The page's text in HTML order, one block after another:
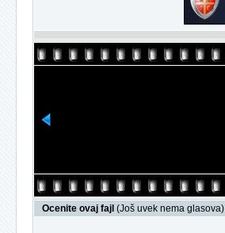
Ocenite ovaj fajl (Još uvek nema glasova)